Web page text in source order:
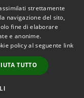
© 2026 • Comune di
Clusone • Powered by
•
Accesso
redazione
strettamente
navigazione del sito,
fine di elaborare
e anonime.
policy al seguente link
TUTTO